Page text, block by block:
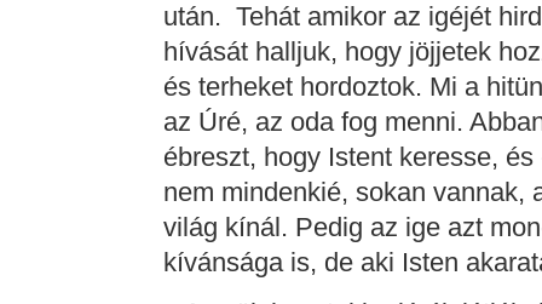
után. Tehát amikor az igéjét
hívását halljuk, hogy jöjjetek
és terheket hordoztok. Mi a
az Úré, az oda fog menni.
ébreszt, hogy Istent keresse,
nem mindenkié, sokan vannak,
világ kínál. Pedig az ige azt
kívánsága is, de aki Isten